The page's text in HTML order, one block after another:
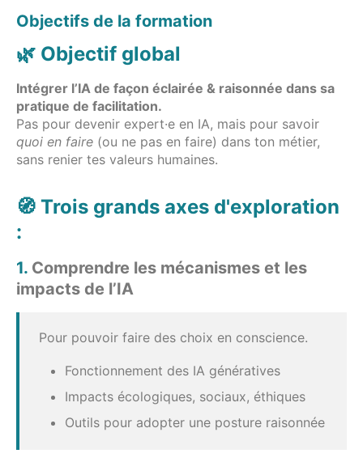
Objectifs de la formation
🌿 Objectif global
Intégrer l’IA de façon éclairée & raisonnée dans sa
pratique de facilitation.
Pas pour devenir expert·e en IA, mais pour savoir
quoi en faire (ou ne pas en faire) dans ton métier,
sans renier tes valeurs humaines.
🧭 Trois grands axes d'exploration
:
1. Comprendre les mécanismes et les
impacts de l’IA
Pour pouvoir faire des choix en conscience.
Fonctionnement des IA génératives
Impacts écologiques, sociaux, éthiques
Outils pour adopter une posture raisonnée